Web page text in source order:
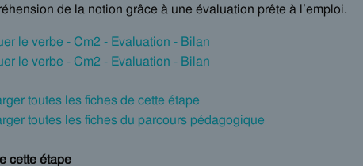
de la notion grâce à une évaluation prête à l’emploi.
le verbe - Cm2 - Evaluation - Bilan
le verbe - Cm2 - Evaluation - Bilan
toutes les fiches de cette étape
toutes les fiches du parcours pédagogique
cette étape